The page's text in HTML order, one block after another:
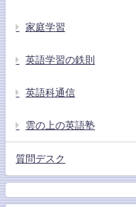
家庭学習
英語学習の鉄則
英語科通信
雲の上の英語塾
質問デスク